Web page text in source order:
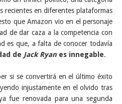
recientes en diferentes plataformas
que Amazon vio en el personaje
de dar caza a la competencia con
es que, a falta de conocer todavía
de Jack Ryan es innegable.
si se convertirá en el último éxito
injustamente en el olvido tras
fue renovada para una segunda